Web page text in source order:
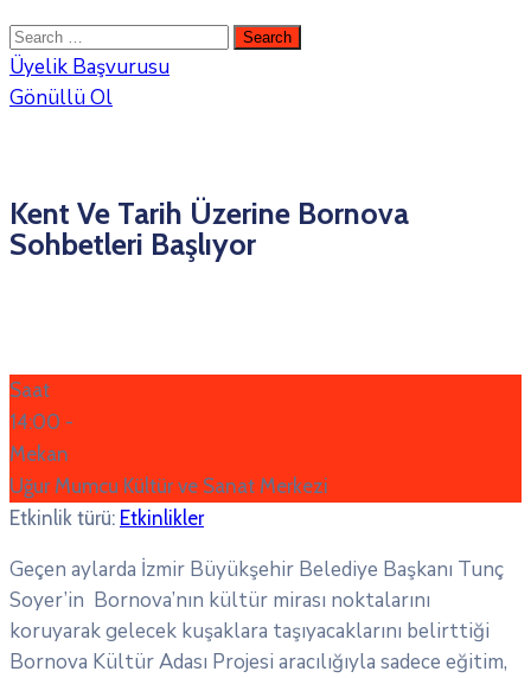
Üyelik Başvurusu
Gönüllü Ol
Kent Ve Tarih Üzerine Bornova
Sohbetleri Başlıyor
Saat
14:00 -
Mekan
Uğur Mumcu Kültür ve Sanat Merkezi
Etkinlik türü: Etkinlikler
Geçen aylarda İzmir Büyükşehir Belediye Başkanı Tunç
Soyer’in Bornova’nın kültür mirası noktalarını
koruyarak gelecek kuşaklara taşıyacaklarını belirttiği
Bornova Kültür Adası Projesi aracılığıyla sadece eğitim,